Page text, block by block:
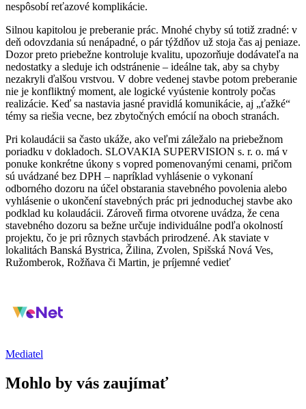
nespôsobí reťazové komplikácie.
Silnou kapitolou je preberanie prác. Mnohé chyby sú totiž zradné: v
deň odovzdania sú nenápadné, o pár týždňov už stoja čas aj peniaze.
Dozor preto priebežne kontroluje kvalitu, upozorňuje dodávateľa na
nedostatky a sleduje ich odstránenie – ideálne tak, aby sa chyby
nezakryli ďalšou vrstvou. V dobre vedenej stavbe potom preberanie
nie je konfliktný moment, ale logické vyústenie kontroly počas
realizácie. Keď sa nastavia jasné pravidlá komunikácie, aj „ťažké“
témy sa riešia vecne, bez zbytočných emócií na oboch stranách.
Pri kolaudácii sa často ukáže, ako veľmi záležalo na priebežnom
poriadku v dokladoch. SLOVAKIA SUPERVISION s. r. o. má v
ponuke konkrétne úkony s vopred pomenovanými cenami, pričom
sú uvádzané bez DPH – napríklad vyhlásenie o vykonaní
odborného dozoru na účel obstarania stavebného povolenia alebo
vyhlásenie o ukončení stavebných prác pri jednoduchej stavbe ako
podklad ku kolaudácii. Zároveň firma otvorene uvádza, že cena
stavebného dozoru sa bežne určuje individuálne podľa okolností
projektu, čo je pri rôznych stavbách prirodzené. Ak staviate v
lokalitách Banská Bystrica, Žilina, Zvolen, Spišská Nová Ves,
Ružomberok, Rožňava či Martin, je príjemné vedieť
Mediatel
Mohlo by vás zaujímať